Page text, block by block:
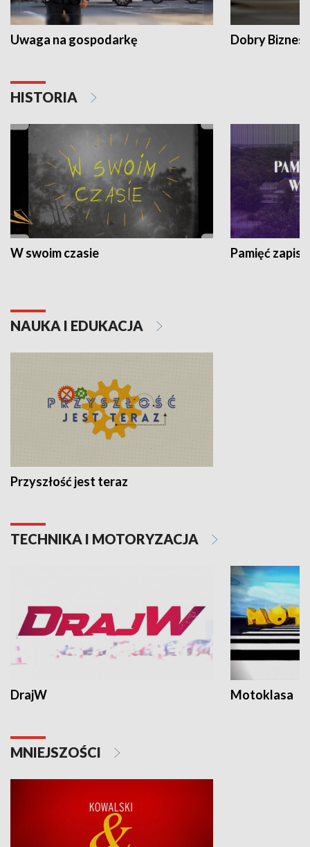
Uwaga na gospodarkę Dobry Biznes
HISTORIA
W swoim czasie Pamięć
NAUKA I EDUKACJA
Przyszłość jest teraz
TECHNIKA I MOTORYZACJA
DrajW Motoklasa
MNIEJSZOŚCI